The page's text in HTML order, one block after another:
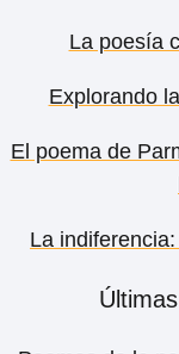
La poesía
Explorando
El poema de
La